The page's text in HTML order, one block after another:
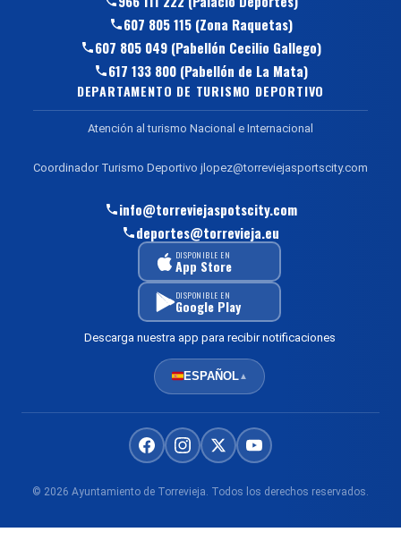
607 805 115 (Zona Raquetas)
607 805 049 (Pabellón Cecilio Gallego)
617 133 800 (Pabellón de La Mata)
DEPARTAMENTO DE TURISMO DEPORTIVO
Atención al turismo Nacional e Internacional
Coordinador Turismo Deportivo jlopez@torreviejasportscity.com
info@torreviejaspotscity.com
deportes@torrevieja.eu
DISPONIBLE EN
App Store
DISPONIBLE EN
Google Play
Descarga nuestra app para recibir notificaciones
ESPAÑOL▲
© 2026 Ayuntamiento de Torrevieja. Todos los derechos reservados.